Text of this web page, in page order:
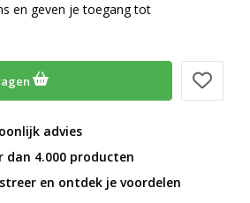
en geven je toegang tot
advies
dan 4.000 producten
en ontdek je voordelen